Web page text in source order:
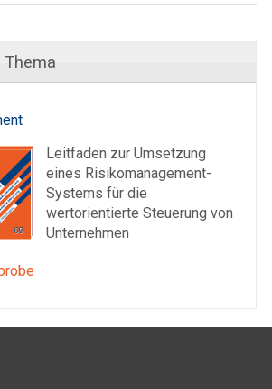
Leitfaden zur Umsetzung
eines Risikomanagement-
Systems für die
wertorientierte Steuerung von
Unternehmen